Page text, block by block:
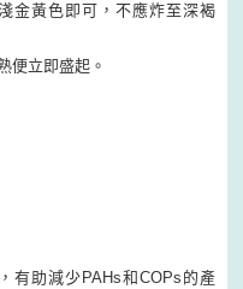
金黃色即可，不應炸至深褐
便立即盛起。
有助減少PAHs和COPs的產